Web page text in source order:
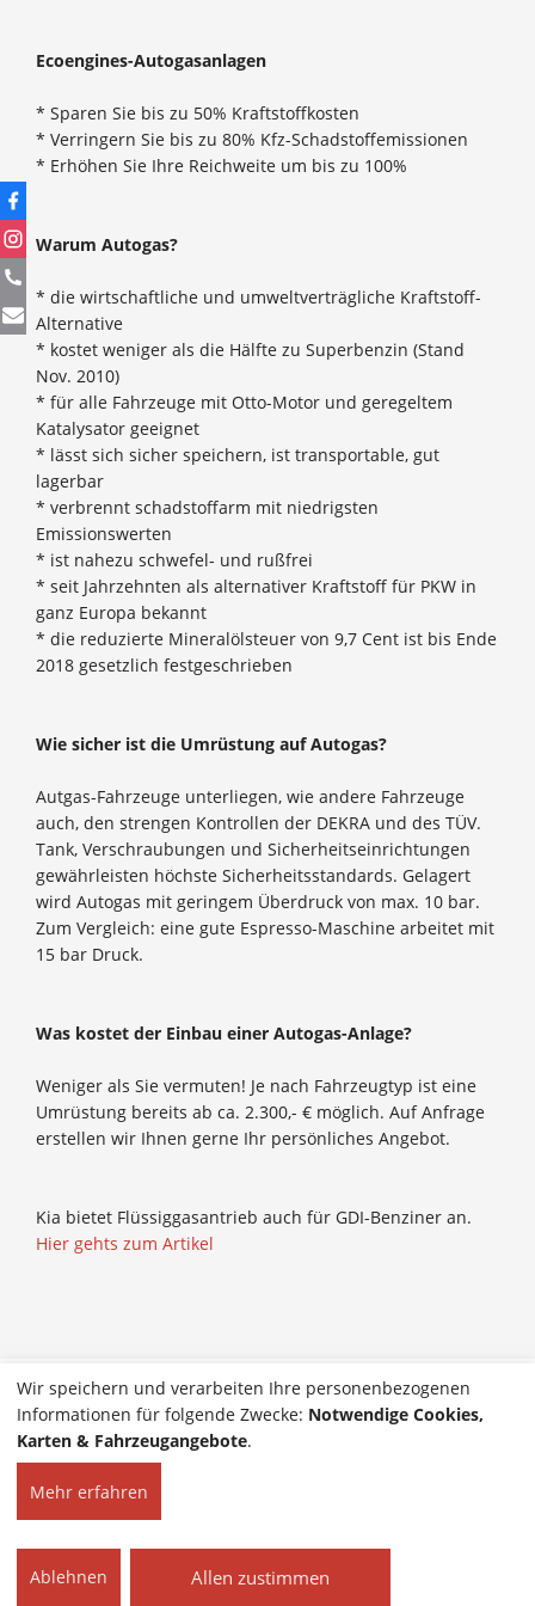
Ecoengines-Autogasanlagen
* Sparen Sie bis zu 50% Kraftstoffkosten
* Verringern Sie bis zu 80% Kfz-Schadstoffemissionen
* Erhöhen Sie Ihre Reichweite um bis zu 100%
Warum Autogas?
* die wirtschaftliche und umweltverträgliche Kraftstoff-
Alternative
* kostet weniger als die Hälfte zu Superbenzin (Stand
Nov. 2010)
* für alle Fahrzeuge mit Otto-Motor und geregeltem
Katalysator geeignet
* lässt sich sicher speichern, ist transportable, gut
lagerbar
* verbrennt schadstoffarm mit niedrigsten
Emissionswerten
* ist nahezu schwefel- und rußfrei
* seit Jahrzehnten als alternativer Kraftstoff für PKW in
ganz Europa bekannt
* die reduzierte Mineralölsteuer von 9,7 Cent ist bis Ende
2018 gesetzlich festgeschrieben
Wie sicher ist die Umrüstung auf Autogas?
Autgas-Fahrzeuge unterliegen, wie andere Fahrzeuge
auch, den strengen Kontrollen der DEKRA und des TÜV.
Tank, Verschraubungen und Sicherheitseinrichtungen
gewährleisten höchste Sicherheitsstandards. Gelagert
wird Autogas mit geringem Überdruck von max. 10 bar.
Zum Vergleich: eine gute Espresso-Maschine arbeitet mit
15 bar Druck.
Was kostet der Einbau einer Autogas-Anlage?
Weniger als Sie vermuten! Je nach Fahrzeugtyp ist eine
Umrüstung bereits ab ca. 2.300,- € möglich. Auf Anfrage
erstellen wir Ihnen gerne Ihr persönliches Angebot.
Kia bietet Flüssiggasantrieb auch für GDI-Benziner an.
Hier gehts zum Artikel
© 2026 Kfz-Kurt GmbH |
Alle Rechte vorbehalten.
IMPRESSUM
Wir speichern und verarbeiten Ihre personenbezogenen
Informationen für folgende Zwecke: Notwendige Cookies,
Karten & Fahrzeugangebote.
Mehr erfahren
Ablehnen Allen zustimmen